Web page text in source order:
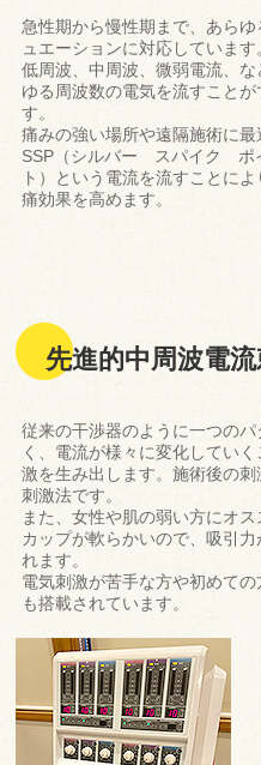
急性期から慢性期まで、あらゆ
ュエーションに対応しています
低周波、中周波、微弱電流、な
ゆる周波数の電気を流すことが
す。
痛みの強い場所や遠隔施術に最
SSP（シルバー スパイク ポ
ト）という電流を流すことに
痛効果を高めます。
先進的中周波電
従来の干渉器のように一つの
く、電流が様々に変化してい
激を生み出します。施術後の
刺激法です。
また、女性や肌の弱い方にオ
カップが軟らかいので、吸引
れます。
電気刺激が苦手な方や初めて
も搭載されています。